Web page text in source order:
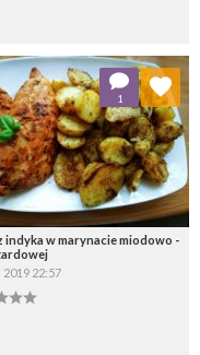
indyka w marynacie miodowo -
2019 22:57
1
Dodaj do ulubionych
Wybierz listę: